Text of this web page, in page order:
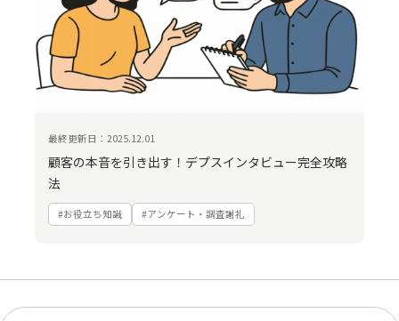
最終更新日：2025.12.01
顧客の本音を引き出す！デプスインタビュー完全攻略
法
#お役立ち知識 #アンケート・調査謝礼